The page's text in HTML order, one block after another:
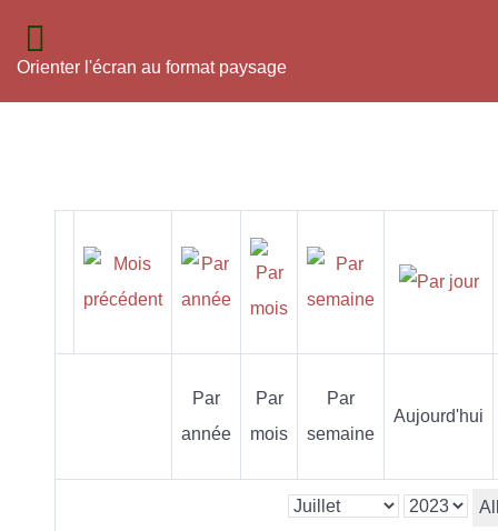
Orienter l'écran au format paysage
Par
année
Par
mois
Par
semaine
Aujourd'hui